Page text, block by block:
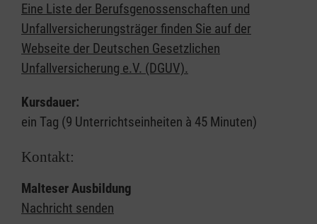
Eine Liste der Berufsgenossenschaften und
Unfallversicherungsträger finden Sie auf der
Webseite der Deutschen Gesetzlichen
Unfallversicherung e.V. (DGUV).
Kursdauer:
ein Tag (9 Unterrichtseinheiten à 45 Minuten)
Kontakt:
Malteser Ausbildung
Nachricht senden